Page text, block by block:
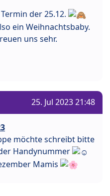
der 25.12.
ein Weihnachtsbaby.
uns sehr.
25. Jul 2023 21:48
möchte schreibt bitte
Handynummer
Mamis